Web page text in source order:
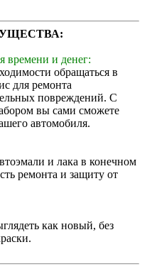
времени и денег:
обращаться в
для ремонта
повреждений. С
вы сами сможете
автомобиля.
и лака в конечном
ремонта и защиту от
как новый, без